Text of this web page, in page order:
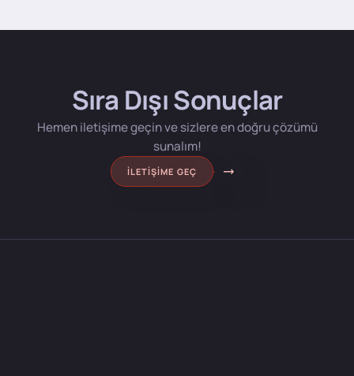
Sıra Dışı Sonuçlar
Hemen iletişime geçin ve sizlere en doğru çözümü
sunalım!
İLETIŞIME GEÇ